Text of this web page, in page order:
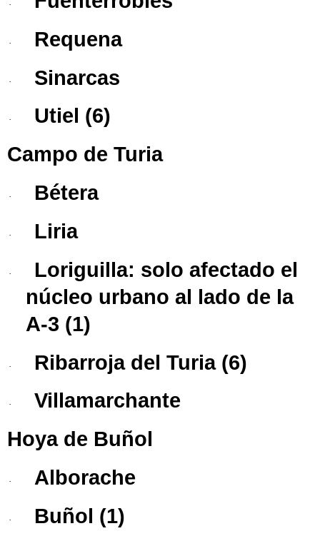
·
· Requena
· Sinarcas
· Utiel (6)
Campo de Turia
· Bétera
· Liria
· Loriguilla: solo afectado el
núcleo urbano al lado de la
A-3 (1)
· Ribarroja del Turia(6)
·
Villamarchante
Hoya de Buñol
· Alborache
· Buñol (1)